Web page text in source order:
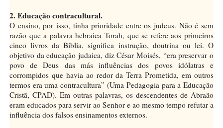
2. Educação contracultural.
O ensino, por isso, tinha prioridade entre os judeus. Não é sem
razão que a palavra hebraica Torah, que se refere aos primeiros
cinco livros da Bíblia, significa instrução, doutrina ou lei. O
objetivo da educação judaica, diz César Moisés, “era preservar o
povo de Deus das más influências dos povos idólatras e
corrompidos que havia ao redor da Terra Prometida, em outros
termos era uma contracultura” (Uma Pedagogia para a Educação
Cristã, CPAD). Em outras palavras, os descendentes de Abraão
eram educados para servir ao Senhor e ao mesmo tempo refutar a
influência dos falsos ensinamentos externos.